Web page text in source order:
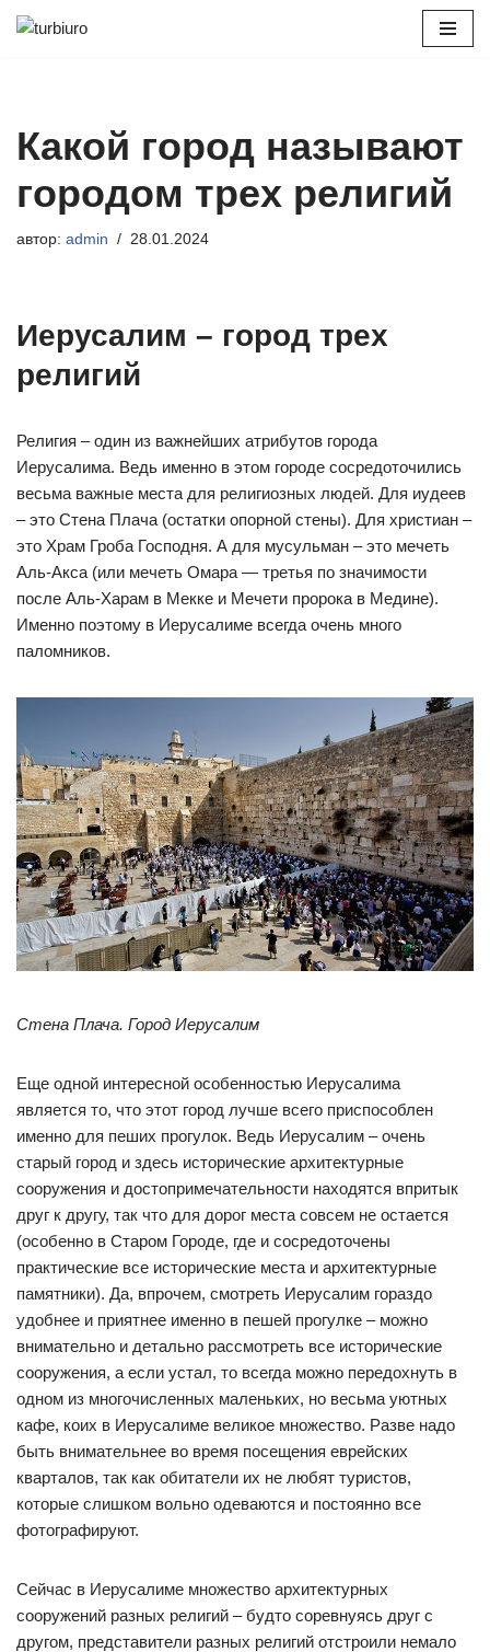
Какой город называют
городом трех религий
автор: admin 28.01.2024
Иерусалим – город трех
религий
Религия – один из важнейших атрибутов города
Иерусалима. Ведь именно в этом городе сосредоточились
весьма важные места для религиозных людей. Для иудеев
– это Стена Плача (остатки опорной стены). Для христиан –
это Храм Гроба Господня. А для мусульман – это мечеть
Аль-Акса (или мечеть Омара — третья по значимости
после Аль-Харам в Мекке и Мечети пророка в Медине).
Именно поэтому в Иерусалиме всегда очень много
паломников.
Стена Плача. Город Иерусалим
Еще одной интересной особенностью Иерусалима
является то, что этот город лучше всего приспособлен
именно для пеших прогулок. Ведь Иерусалим – очень
старый город и здесь исторические архитектурные
сооружения и достопримечательности находятся впритык
друг к другу, так что для дорог места совсем не остается
(особенно в Старом Городе, где и сосредоточены
практические все исторические места и архитектурные
памятники). Да, впрочем, смотреть Иерусалим гораздо
удобнее и приятнее именно в пешей прогулке – можно
внимательно и детально рассмотреть все исторические
сооружения, а если устал, то всегда можно передохнуть в
одном из многочисленных маленьких, но весьма уютных
кафе, коих в Иерусалиме великое множество. Разве надо
быть внимательнее во время посещения еврейских
кварталов, так как обитатели их не любят туристов,
которые слишком вольно одеваются и постоянно все
фотографируют.
Сейчас в Иерусалиме множество архитектурных
сооружений разных религий – будто соревнуясь друг с
другом, представители разных религий отстроили немало